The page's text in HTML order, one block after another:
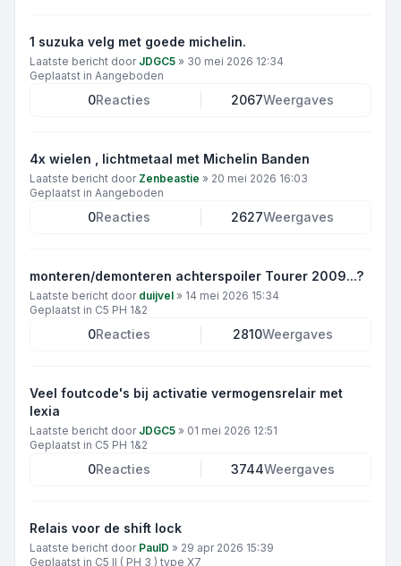
1 suzuka velg met goede michelin.
Laatste bericht door JDGC5 » 30 mei 2026 12:34
Geplaatst in Aangeboden
0Reacties 2067Weergaves
4x wielen , lichtmetaal met Michelin Banden
Laatste bericht door Zenbeastie » 20 mei 2026 16:03
Geplaatst in Aangeboden
0Reacties 2627Weergaves
monteren/demonteren achterspoiler Tourer 2009...?
Laatste bericht door duijvel » 14 mei 2026 15:34
Geplaatst in C5 PH 1&2
0Reacties 2810Weergaves
Veel foutcode's bij activatie vermogensrelair met
lexia
Laatste bericht door JDGC5 » 01 mei 2026 12:51
Geplaatst in C5 PH 1&2
0Reacties 3744Weergaves
Relais voor de shift lock
Laatste bericht door PaulD » 29 apr 2026 15:39
Geplaatst in C5 II ( PH 3 ) type X7